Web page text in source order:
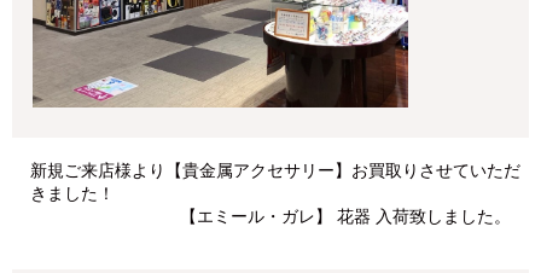
新規ご来店様より【貴金属アクセサリー】お買取りさせていただ
きました！
【エミール・ガレ】 花器 入荷致しました。